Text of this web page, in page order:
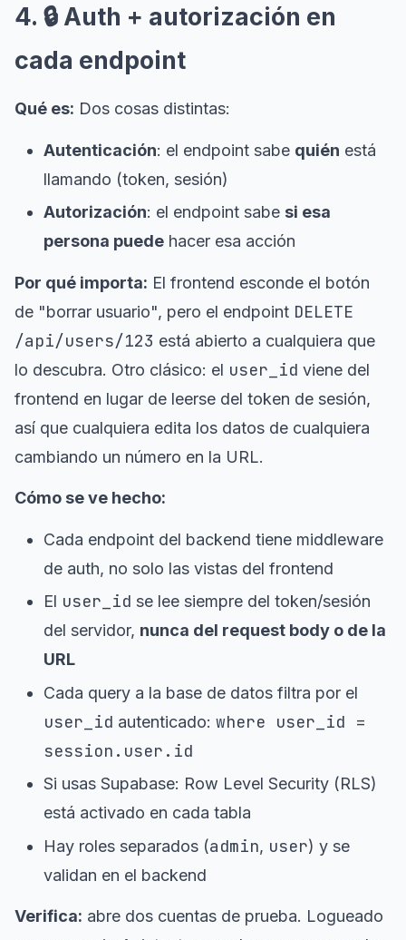
4. 🔒 Auth + autorización en
cada endpoint
Qué es: Dos cosas distintas:
Autenticación: el endpoint sabe quién está
llamando (token, sesión)
Autorización: el endpoint sabe si esa
persona puedehacer esa acción
Por qué importa: El frontend esconde el botón
de "borrar usuario", pero el endpoint DELETE
/api/users/123 está abierto a cualquiera que
lo descubra. Otro clásico: el user_id viene del
frontend en lugar de leerse del token de sesión,
así que cualquiera edita los datos de cualquiera
cambiando un número en la URL.
Cómo se ve hecho:
Cada endpoint del backend tiene middleware
de auth, no solo las vistas del frontend
El user_id se lee siempre del token/sesión
del servidor, nunca del request body o de la
URL
Cada query a la base de datos filtra por el
user_id autenticado: where user_id =
session.user.id
Si usas Supabase: Row Level Security (RLS)
está activado en cada tabla
Hay roles separados (admin, user) y se
validan en el backend
Verifica: abre dos cuentas de prueba. Logueado